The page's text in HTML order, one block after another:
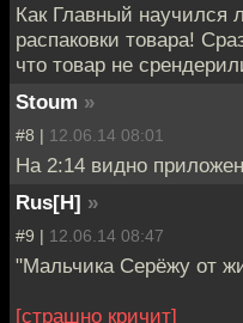
Как Главный научился
распаковки товара!
что товар не
Stoum »
#8 | 12.06.14 08:01
На 2:14 видно
Rus[H] »
#9 | 12.06.14 08:47
"Мальчика Серёжу от
[страшно кричит]